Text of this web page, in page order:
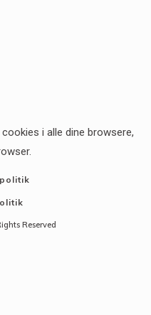
i alle dine browsere,
Reserved